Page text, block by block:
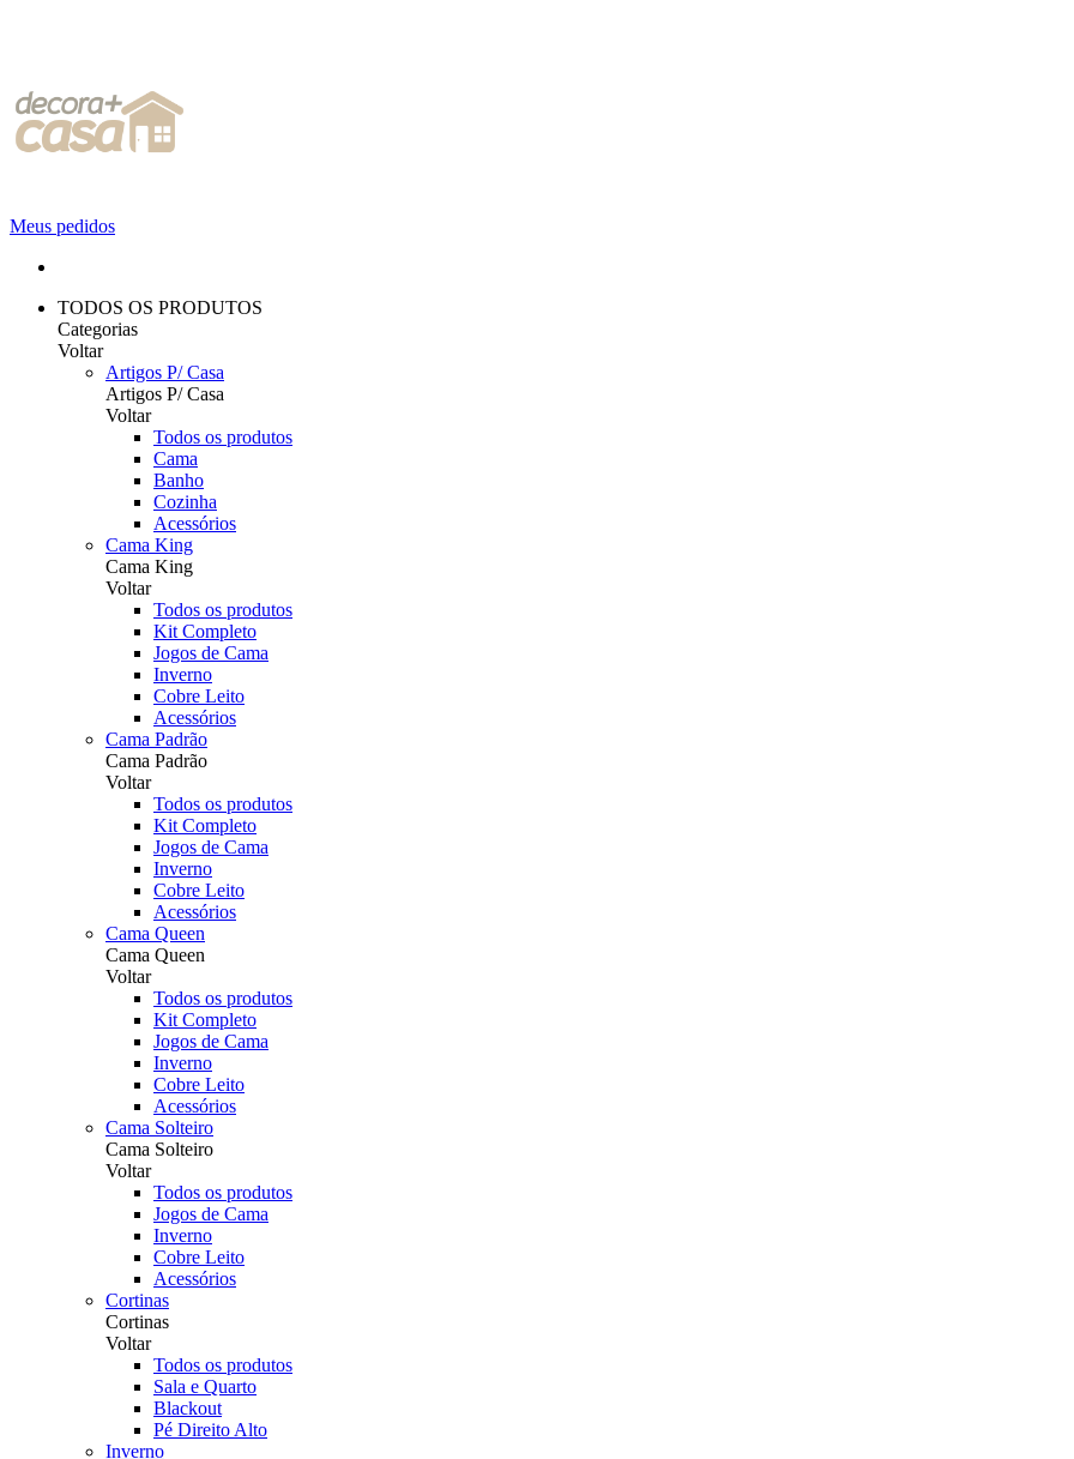
Meus pedidos
TODOS OS PRODUTOS
Categorias
Voltar
Artigos P/ Casa
Artigos P/ Casa
Voltar
Todos os produtos
Cama
Banho
Cozinha
Acessórios
Cama King
Cama King
Voltar
Todos os produtos
Kit Completo
Jogos de Cama
Inverno
Cobre Leito
Acessórios
Cama Padrão
Cama Padrão
Voltar
Todos os produtos
Kit Completo
Jogos de Cama
Inverno
Cobre Leito
Acessórios
Cama Queen
Cama Queen
Voltar
Todos os produtos
Kit Completo
Jogos de Cama
Inverno
Cobre Leito
Acessórios
Cama Solteiro
Cama Solteiro
Voltar
Todos os produtos
Jogos de Cama
Inverno
Cobre Leito
Acessórios
Cortinas
Cortinas
Voltar
Todos os produtos
Sala e Quarto
Blackout
Pé Direito Alto
Inverno